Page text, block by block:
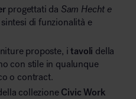
progettati da Sam Hecht e
di funzionalità e
proposte, itavoli della
con stile in qualunque
o contract.
collezione Civic Work